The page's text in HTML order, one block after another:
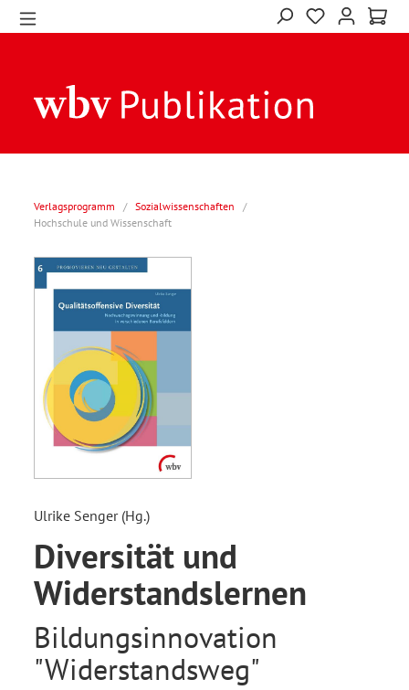
Verlagsprogramm / Sozialwissenschaften
/
Hochschule und Wissenschaft
Ulrike Senger (Hg.)
Diversität und
Widerstandslernen
Bildungsinnovation
"Widerstandsweg"